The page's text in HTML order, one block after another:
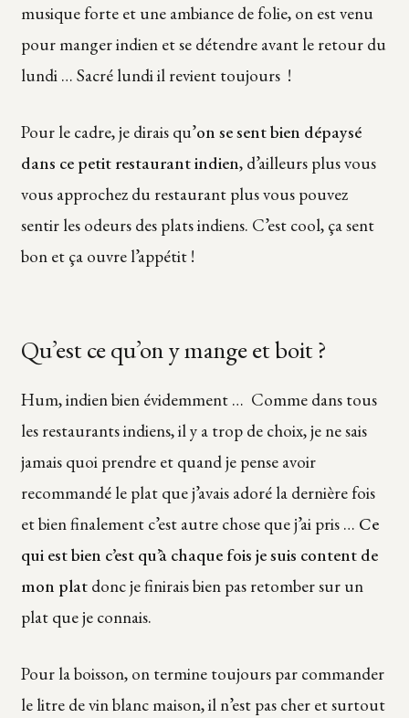
musique forte et une ambiance de folie, on est venu
pour manger indien et se détendre avant le retour du
lundi … Sacré lundi il revient toujours !
Pour le cadre, je dirais qu’on se sent bien dépaysé
dans ce petit restaurant indien, d’ailleurs plus vous
vous approchez du restaurant plus vous pouvez
sentir les odeurs des plats indiens. C’est cool, ça sent
bon et ça ouvre l’appétit !
Qu’est ce qu’on y mange et boit ?
Hum, indien bien évidemment … Comme dans tous
les restaurants indiens, il y a trop de choix, je ne sais
jamais quoi prendre et quand je pense avoir
recommandé le plat que j’avais adoré la dernière fois
et bien finalement c’est autre chose que j’ai pris … Ce
qui est bien c’est qu’à chaque fois je suis content de
mon platdonc je finirais bien pas retomber sur un
plat que je connais.
Pour la boisson, on termine toujours par commander
le litre de vin blanc maison, il n’est pas cher et surtout